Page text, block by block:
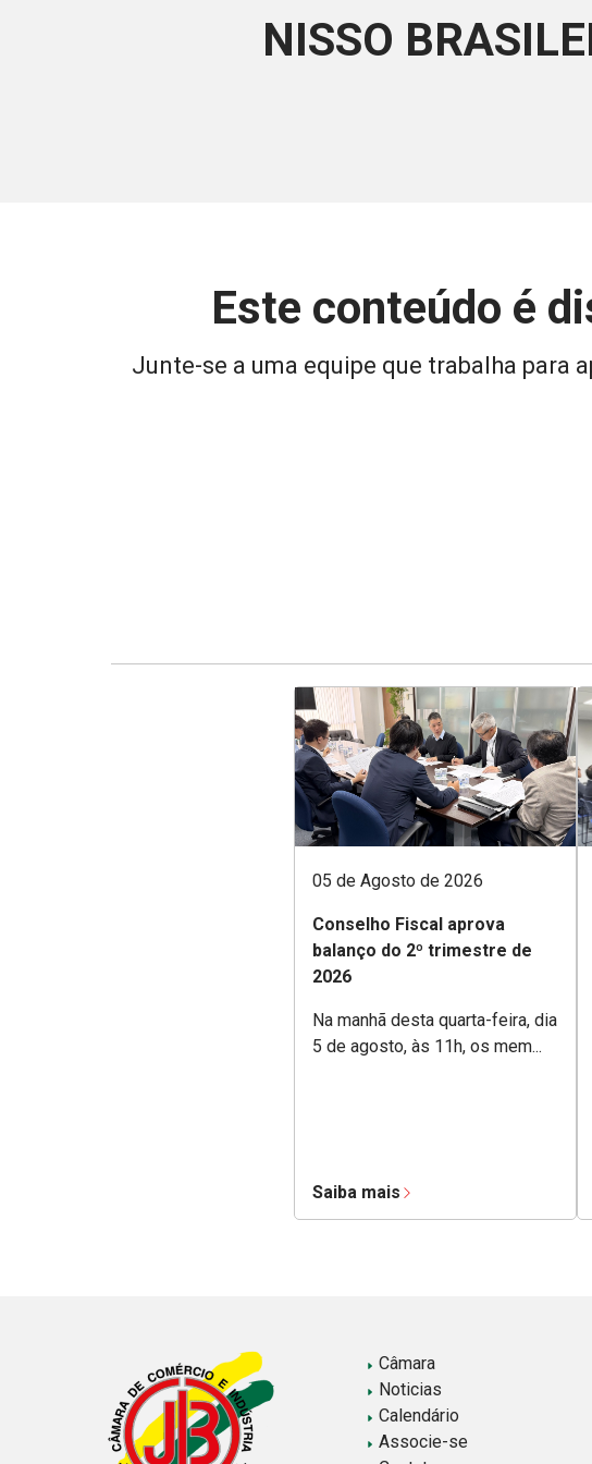
NISSO
Este conteúdo é
Junte-se a uma equipe que trabalha para
05 de Agosto de 2026
Conselho Fiscal aprova
balanço do 2º trimestre de
2026
Na manhã desta quarta-feira, dia
5 de agosto, às 11h, os mem...
Saiba mais
Câmara
Noticias
Calendário
Associe-se